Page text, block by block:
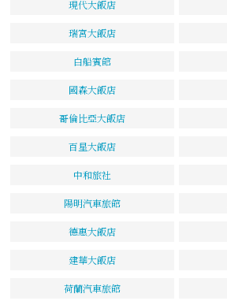
現代大飯店
瑞宮大飯店
白船賓館
國森大飯店
哥倫比亞大飯店
百星大飯店
中和旅社
陽明汽車旅館
德惠大飯店
建華大飯店
荷蘭汽車旅館